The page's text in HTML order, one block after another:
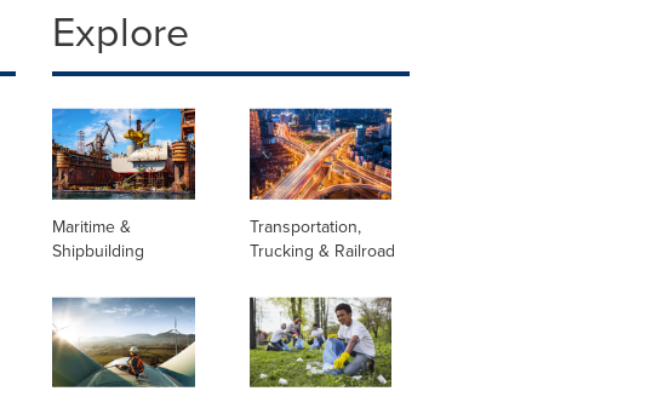
Explore
Maritime &
Shipbuilding
Transportation,
Trucking & Railroad